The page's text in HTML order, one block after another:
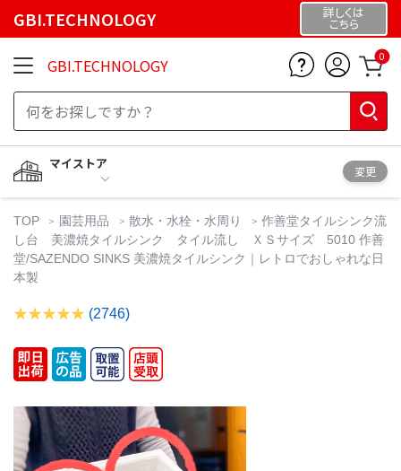
GBI.TECHNOLOGY 詳しくは
こちら
GBI.TECHNOLOGY 0
マイストア
変更
TOP 園芸用品 散水・水栓・水周り
作善堂タイルシンク流
し台 美濃焼タイルシンク タイル流し ＸＳサイズ 5010 作善
堂/SAZENDO SINKS 美濃焼タイルシンク｜レトロでおしゃれな日
本製
(2746)